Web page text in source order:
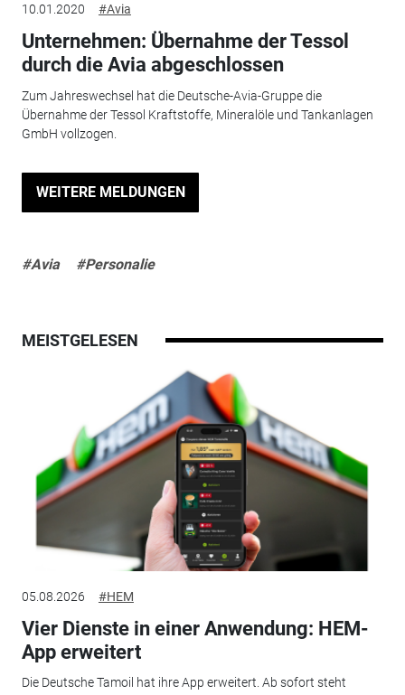
10.01.2020 #Avia
Unternehmen: Übernahme der Tessol
durch die Avia abgeschlossen
Zum Jahreswechsel hat die Deutsche-Avia-Gruppe die
Übernahme der Tessol Kraftstoffe, Mineralöle und Tankanlagen
GmbH vollzogen.
WEITERE MELDUNGEN
#Avia #Personalie
MEISTGELESEN
05.08.2026 #HEM
Vier Dienste in einer Anwendung: HEM-
App erweitert
Die Deutsche Tamoil hat ihre App erweitert. Ab sofort steht